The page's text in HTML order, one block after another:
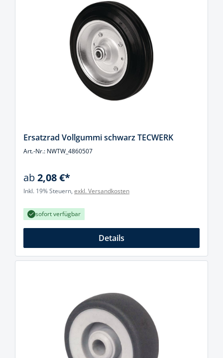
Ersatzrad Vollgummi schwarz TECWERK
Art.-Nr.: NWTW_4860507
ab2,08 €*
Inkl. 19% Steuern, exkl. Versandkosten
sofort verfügbar
Details